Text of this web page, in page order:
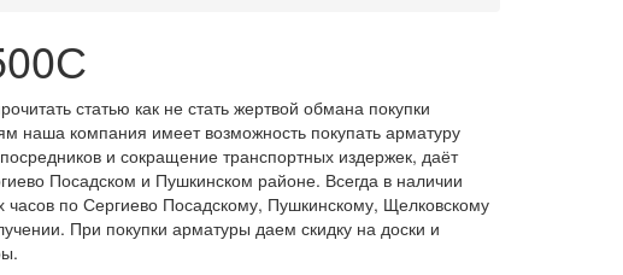
статью как не стать жертвой обмана покупки
наша компания имеет возможность покупать арматуру
и сокращение транспортных издержек, даёт
Посадском и Пушкинском районе. Всегда в наличии
по Сергиево Посадскому, Пушкинскому, Щелковскому
При покупки арматуры даем скидку на доски и